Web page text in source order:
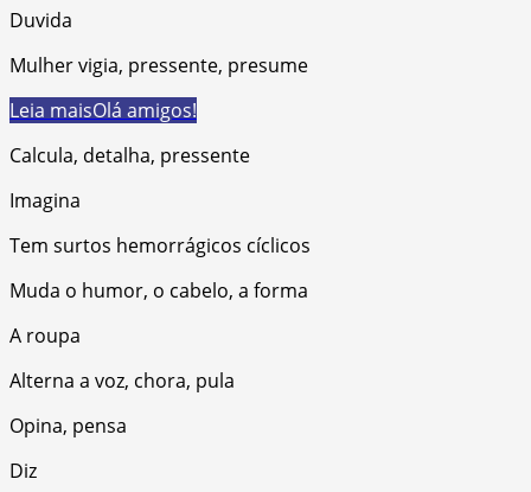
Duvida
Mulher vigia, pressente, presume
Leia maisOlá amigos!
Calcula, detalha, pressente
Imagina
Tem surtos hemorrágicos cíclicos
Muda o humor, o cabelo, a forma
A roupa
Alterna a voz, chora, pula
Opina, pensa
Diz